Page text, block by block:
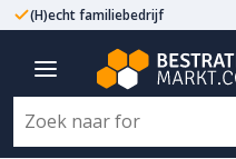
(H)echt familiebedrijf
Keramiek TRE
Cilento Antracite